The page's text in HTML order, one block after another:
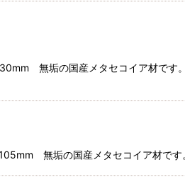
無垢の国産メタセコイア材です
無垢の国産メタセコイア材です